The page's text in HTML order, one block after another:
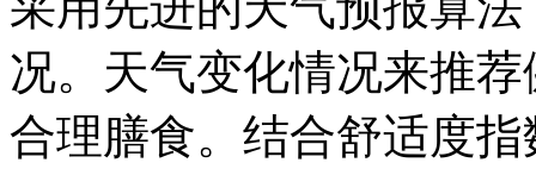
况。天气变化情况来推
合理膳食。结合舒适度